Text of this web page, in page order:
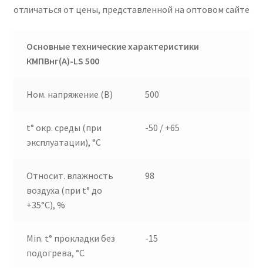
отличаться от цены, представленной на оптовом сайте
Основные технические характеристики
КМПВнг(А)-LS 500
Ном. напряжение (В) 500
t° окр. среды (при
эксплуатации), °C
-50 / +65
Относит. влажность
воздуха (при t° до
+35°C), %
98
Min. t° прокладки без
подогрева, °C
-15